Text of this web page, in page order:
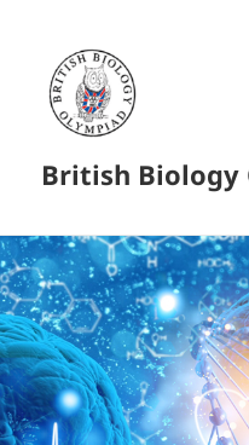
British Biology